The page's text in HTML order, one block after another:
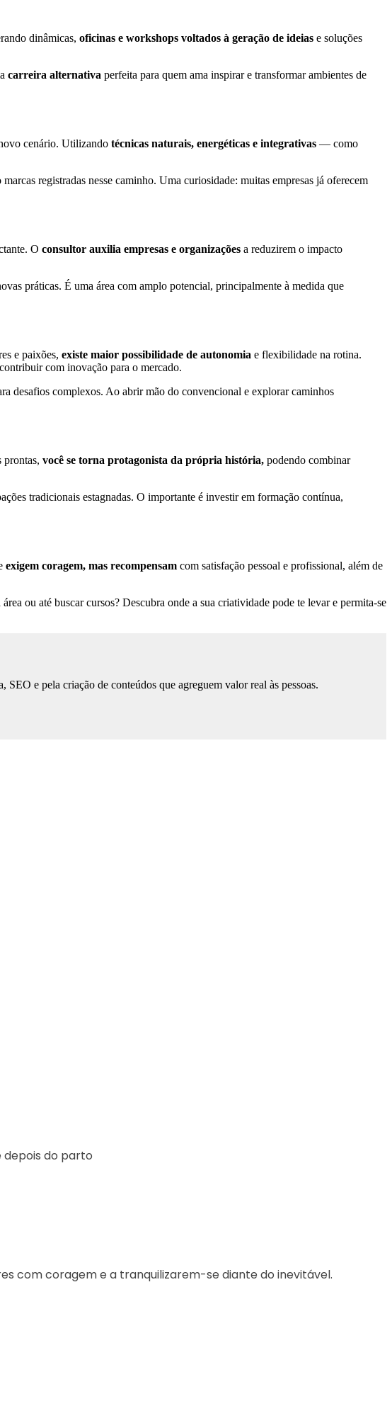
dinâmicas, oficinas e workshops voltados à geração de ideias e soluções
carreira alternativa perfeita para quem ama inspirar e transformar ambientes de
cenário. Utilizando técnicas naturais, energéticas e integrativas — como
registradas nesse caminho. Uma curiosidade: muitas empresas já oferecem
O consultor auxilia empresas e organizações a reduzirem o impacto
práticas. É uma área com amplo potencial, principalmente à medida que
e paixões, existe maior possibilidade de autonomia e flexibilidade na rotina.
com inovação para o mercado.
desafios complexos. Ao abrir mão do convencional e explorar caminhos
prontas, você se torna protagonista da própria história, podendo combinar
tradicionais estagnadas. O importante é investir em formação contínua,
exigem coragem, mas recompensam com satisfação pessoal e profissional, além de
ou até buscar cursos? Descubra onde a sua criatividade pode te levar e permita-se
e pela criação de conteúdos que agreguem valor real às pessoas.
depois do parto
com coragem e a tranquilizarem-se diante do inevitável.